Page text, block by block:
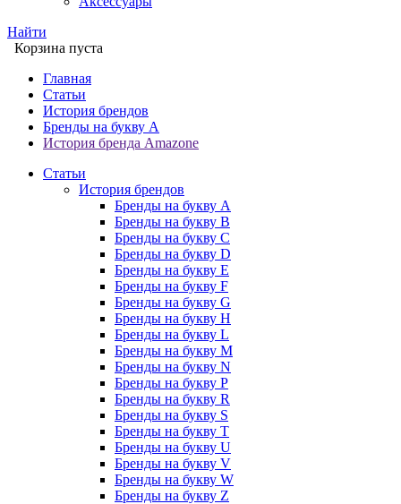
Найти
Корзина пуста
Главная
Статьи
История брендов
Бренды на букву A
История бренда Amazone
Статьи
История брендов
Бренды на букву A
Бренды на букву B
Бренды на букву C
Бренды на букву D
Бренды на букву E
Бренды на букву F
Бренды на букву G
Бренды на букву H
Бренды на букву L
Бренды на букву M
Бренды на букву N
Бренды на букву P
Бренды на букву R
Бренды на букву S
Бренды на букву T
Бренды на букву U
Бренды на букву V
Бренды на букву W
Бренды на букву Z